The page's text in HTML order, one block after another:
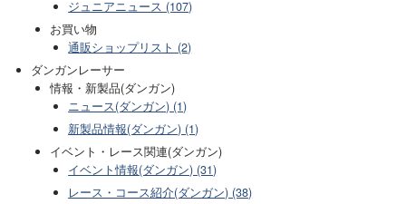
ジュニアニュース (107)
お買い物
通販ショップリスト (2)
ダンガンレーサー
情報・新製品(ダンガン)
ニュース(ダンガン) (1)
新製品情報(ダンガン) (1)
イベント・レース関連(ダンガン)
イベント情報(ダンガン) (31)
レース・コース紹介(ダンガン) (38)